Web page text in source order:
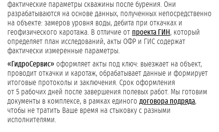
фактические параметры скважины после бурения. Они
разрабатываются на основе данных, полученных непосредственно
на объекте: замеров уровня воды, дебита при откачках и
геофизического каротажа. В отличие от проекта ГИН, который
определяет план исследований, акты ОФР и ГИС содержат
фактически измеренные параметры.
«ГидроСервис» оформляет акты под ключ: выезжает на объект,
проводит откачки и каротаж, обрабатывает данные и формирует
итоговые протоколы и заключения. Срок оформления
от 5 рабочих дней после завершения полевых работ. Мы готовим
документы в комплексе, в рамках единого договора подряда,
чтобы не тратить Ваше время на стыковку с разными
исполнителями.